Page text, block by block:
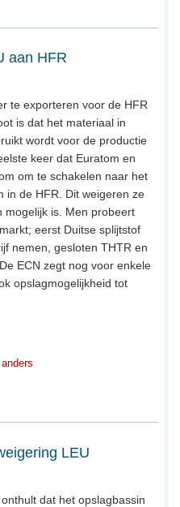
aan HFR
te exporteren voor de HFR
is dat het materiaal in
wordt voor de productie
keer dat Euratom en
om te schakelen naar het
in de HFR. Dit weigeren ze
mogelijk is. Men probeert
eerst Duitse splijtstof
nemen, gesloten THTR en
ECN zegt nog voor enkele
opslagmogelijkheid tot
LEU
dat het opslagbassin